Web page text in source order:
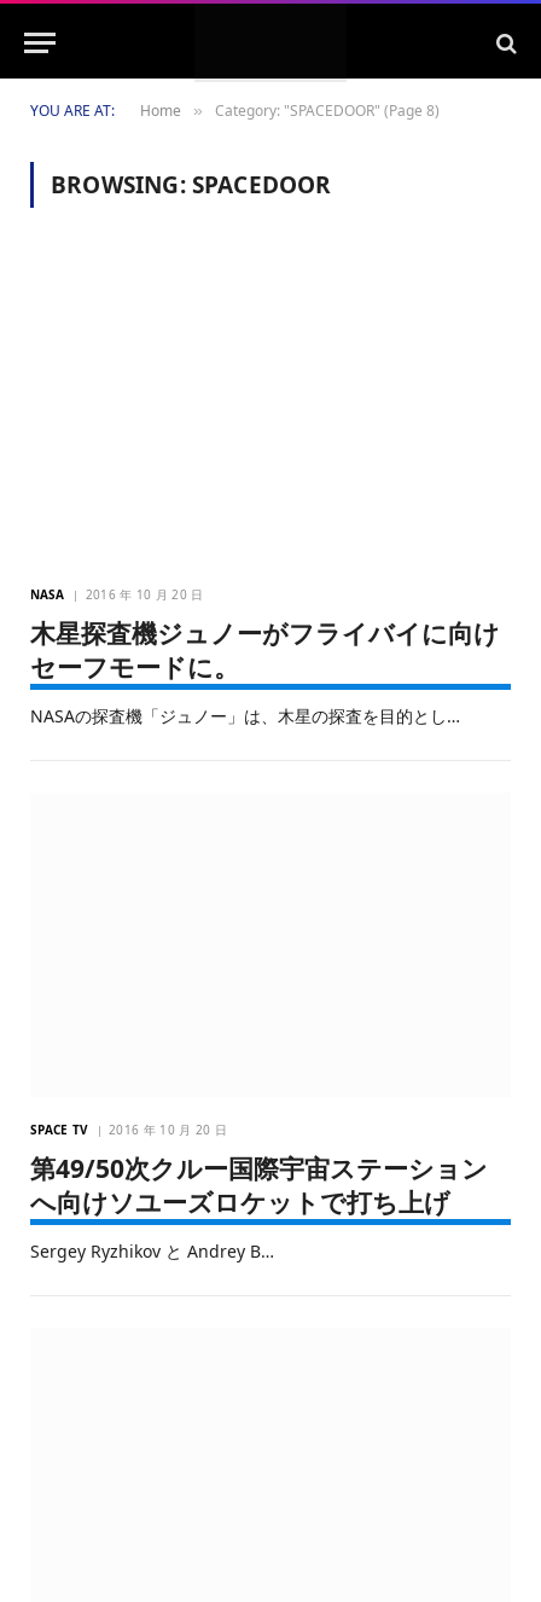
YOU ARE AT: Home » Category: "SPACEDOOR" (Page 8)
BROWSING:SPACEDOOR
NASA 2016 年 10 月 20 日
木星探査機ジュノーがフライバイに向け
セーフモードに。
NASAの探査機「ジュノー」は、木星の探査を目的とし…
SPACE TV 2016 年 10 月 20 日
第49/50次クルー国際宇宙ステーション
へ向けソユーズロケットで打ち上げ
Sergey Ryzhikov と Andrey B…